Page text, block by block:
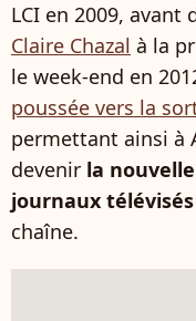
LCI en 2009, avant
Claire Chazal à la
le week-end en
poussée vers la
permettant ainsi à
devenir la
journaux
chaîne.